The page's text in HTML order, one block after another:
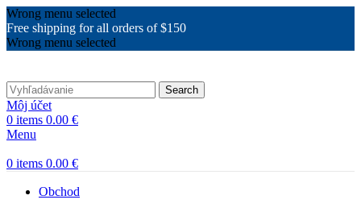
Wrong menu selected
Free shipping for all orders of $150
Wrong menu selected
Search
Môj účet
0 items 0.00 €
Menu
0 items 0.00 €
Obchod